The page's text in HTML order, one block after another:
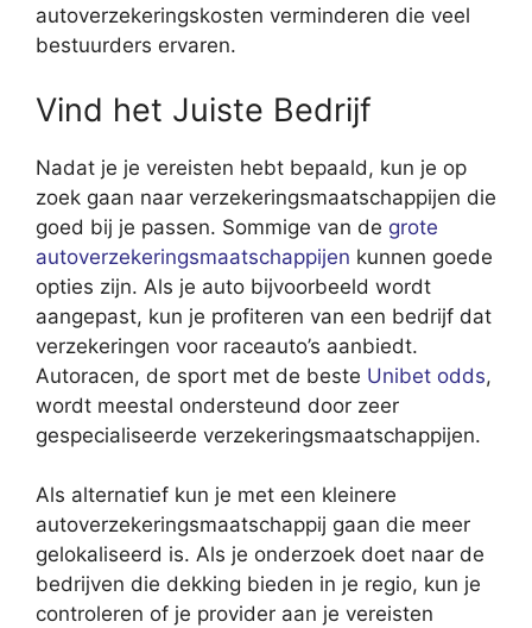
autoverzekeringskosten verminderen die veel
bestuurders ervaren.
Vind het Juiste Bedrijf
Nadat je je vereisten hebt bepaald, kun je op
zoek gaan naar verzekeringsmaatschappijen die
goed bij je passen. Sommige van de grote
autoverzekeringsmaatschappijen kunnen goede
opties zijn. Als je auto bijvoorbeeld wordt
aangepast, kun je profiteren van een bedrijf dat
verzekeringen voor raceauto’s aanbiedt.
Autoracen, de sport met de beste Unibet odds,
wordt meestal ondersteund door zeer
gespecialiseerde verzekeringsmaatschappijen.
Als alternatief kun je met een kleinere
autoverzekeringsmaatschappij gaan die meer
gelokaliseerd is. Als je onderzoek doet naar de
bedrijven die dekking bieden in je regio, kun je
controleren of je provider aan je vereisten